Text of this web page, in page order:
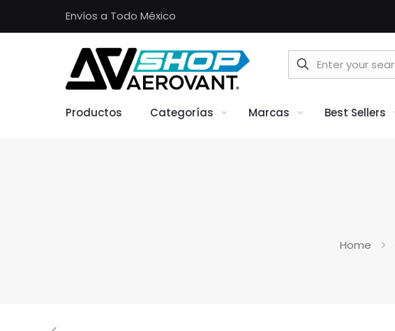
Envíos a Todo México
Productos Categorías Marcas Best Sellers
Home